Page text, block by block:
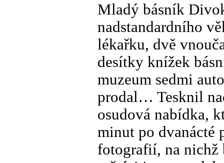
Mladý básník
nadstandardního
lékařku, dvě
desítky knížek
muzeum sedmi
prodal… Tesknil
osudová nabídka,
minut po dvanácté
fotografií, na nichž